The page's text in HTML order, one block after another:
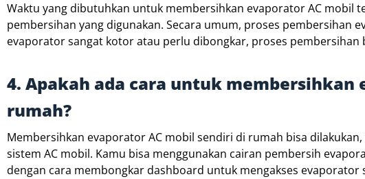
Waktu yang dibutuhkan untuk membersihkan evaporator AC mobil
pembersihan yang digunakan. Secara umum, proses pembersihan
evaporator sangat kotor atau perlu dibongkar, proses pembersihan
4. Apakah ada cara untuk membersihkan
rumah?
Membersihkan evaporator AC mobil sendiri di rumah bisa
sistem AC mobil. Kamu bisa menggunakan cairan pembersih
dengan cara membongkar dashboard untuk mengakses evaporator